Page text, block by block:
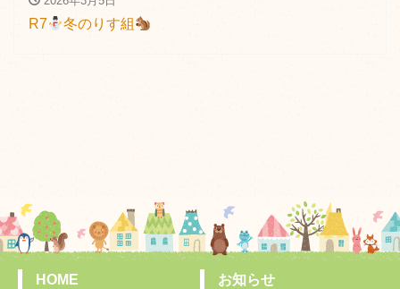
R7 冬のりす組
HOME
お知らせ